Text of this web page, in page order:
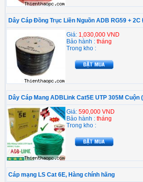
Dây Cáp Đồng Trục Liền Nguồn ADB RG59 +
Giá: 1,030,000 VND
Bảo hành : tháng
Trong kho :
Dây Cáp Mang ADBLink Cat5E UTP 305M Cuộn
Giá: 590,000 VND
Bảo hành : tháng
Trong kho :
Cáp mạng LS Cat 6E, Hàng chính hãng